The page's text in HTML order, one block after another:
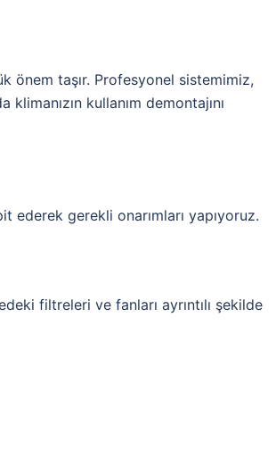
önem taşır. Profesyonel sistemimiz,
kullanım demontajını
ederek gerekli onarımları yapıyoruz.
filtreleri ve fanları ayrıntılı şekilde